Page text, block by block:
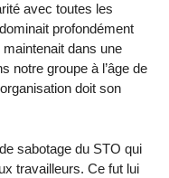
avec toutes les
profondément
dans une
notre groupe à l’âge de
doit son
sabotage du STO qui
travailleurs. Ce fut lui